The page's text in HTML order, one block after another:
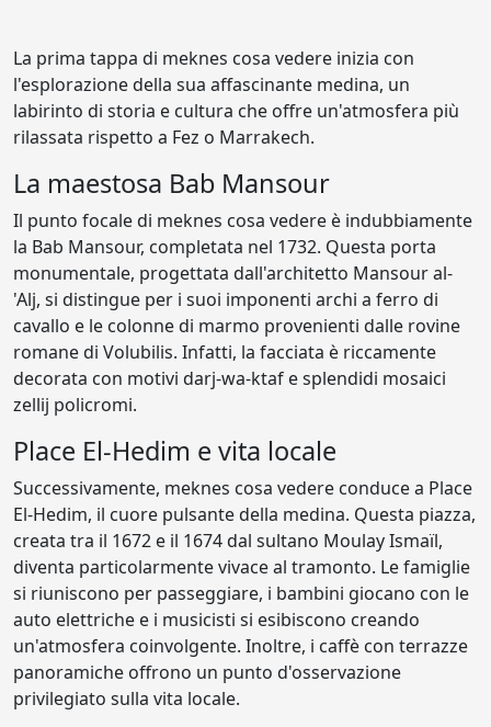
La prima tappa di meknes cosa vedere inizia con
l'esplorazione della sua affascinante medina, un
labirinto di storia e cultura che offre un'atmosfera più
rilassata rispetto a Fez o Marrakech.
La maestosa Bab Mansour
Il punto focale di meknes cosa vedere è indubbiamente
la Bab Mansour, completata nel 1732. Questa porta
monumentale, progettata dall'architetto Mansour al-
'Alj, si distingue per i suoi imponenti archi a ferro di
cavallo e le colonne di marmo provenienti dalle rovine
romane di Volubilis. Infatti, la facciata è riccamente
decorata con motivi darj-wa-ktaf e splendidi mosaici
zellij policromi.
Place El-Hedim e vita locale
Successivamente, meknes cosa vedere conduce a Place
El-Hedim, il cuore pulsante della medina. Questa piazza,
creata tra il 1672 e il 1674 dal sultano Moulay Ismaïl,
diventa particolarmente vivace al tramonto. Le famiglie
si riuniscono per passeggiare, i bambini giocano con le
auto elettriche e i musicisti si esibiscono creando
un'atmosfera coinvolgente. Inoltre, i caffè con terrazze
panoramiche offrono un punto d'osservazione
privilegiato sulla vita locale.